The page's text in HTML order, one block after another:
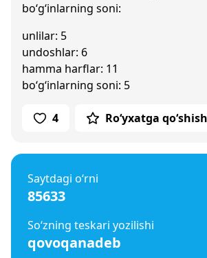
bo‘g‘inlarning soni:
unlilar: 5
undoshlar: 6
hamma harflar: 11
bo‘g‘inlarning soni: 5
4 Ro‘yxatga qo‘shish
Saytdagi o‘rni
85633
So‘zning teskari yozilishi
qovoqanadeb